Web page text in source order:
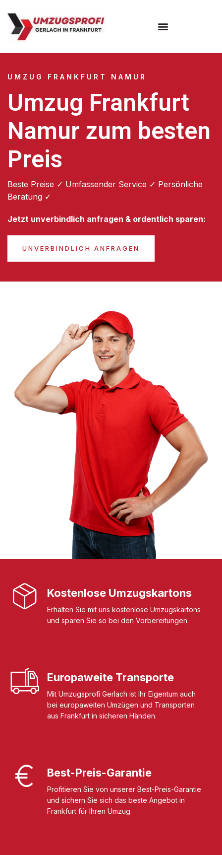
UMZUG FRANKFURT NAMUR
Umzug Frankfurt
Namur zum besten
Preis
Beste Preise ✓ Umfassender Service ✓ Persönliche
Beratung ✓
Jetzt unverbindlich anfragen & ordentlich sparen:
UNVERBINDLICH ANFRAGEN
Kostenlose Umzugskartons
Erhalten Sie mit uns kostenlose Umzugskartons
und sparen Sie so bei den Vorbereitungen.
Europaweite Transporte
Mit Umzugsprofi Gerlach ist Ihr Eigentum auch
bei europaweiten Umzügen und Transporten
aus Frankfurt in sicheren Händen.
Best-Preis-Garantie
Profitieren Sie von unserer Best-Preis-Garantie
und sichern Sie sich das beste Angebot in
Frankfurt für Ihren Umzug.